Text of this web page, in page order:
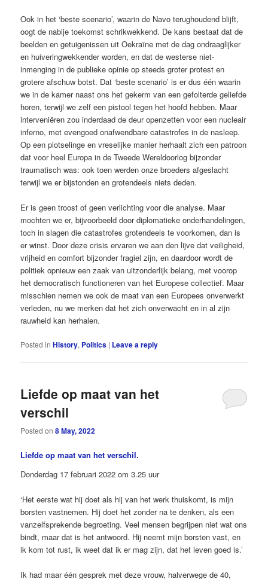
Ook in het ‘beste scenario’, waarin de Navo terughoudend blijft,
oogt de nabije toekomst schrikwekkend. De kans bestaat dat de
beelden en getuigenissen uit Oekraïne met de dag ondraaglijker
en huiveringwekkender worden, en dat de westerse niet-
inmenging in de ­publieke opinie op steeds groter protest en
grotere afschuw botst. Dat ‘beste scenario’ is er dus één waarin
we in de kamer naast ons het gekerm van een gefolterde geliefde
horen, terwijl we zelf een pistool ­tegen het hoofd hebben. Maar
interveniëren zou inderdaad de deur openzetten voor een nucleair
inferno, met evengoed onafwendbare ­catastrofes in de nasleep.
Op een plotselinge en vreselijke manier herhaalt zich een ­patroon
dat voor heel Europa in de Tweede Wereldoorlog bijzonder
traumatisch was: ook toen werden onze broeders afgeslacht
terwijl we er bijstonden en grotendeels niets deden.
Er is geen troost of geen verlichting voor die analyse. Maar
mochten we er, bijvoorbeeld door diplomatieke onderhandelingen,
toch in ­slagen die catastrofes grotendeels te voorkomen, dan is
er winst. Door deze crisis ervaren we aan den lijve dat veiligheid,
vrijheid en comfort bijzonder fragiel zijn, en daardoor wordt de
politiek opnieuw een zaak van uitzonderlijk belang, met voorop
het democratisch functioneren van het Europese collectief. Maar
misschien nemen we ook de maat van een Europees onverwerkt
verleden, nu we merken dat het zich ­onverwacht en in al zijn
rauwheid kan herhalen.
Posted in History, Politics | Leave a reply
Liefde op maat van het
verschil
Posted on8 May, 2022
Liefde op maat van het verschil.
Donderdag 17 februari 2022 om 3.25 uur
‘Het eerste wat hij doet als hij van het werk thuiskomt, is mijn
borsten vastnemen. Hij doet het zonder na te denken, als een
vanzelfsprekende begroeting. Veel mensen begrijpen niet wat ons
bindt, maar dat is het antwoord. Hij neemt mijn borsten vast, en
ik kom tot rust, ik weet dat ik er mag zijn, dat het leven goed is.’
Ik had maar één gesprek met deze vrouw, halverwege de 40,